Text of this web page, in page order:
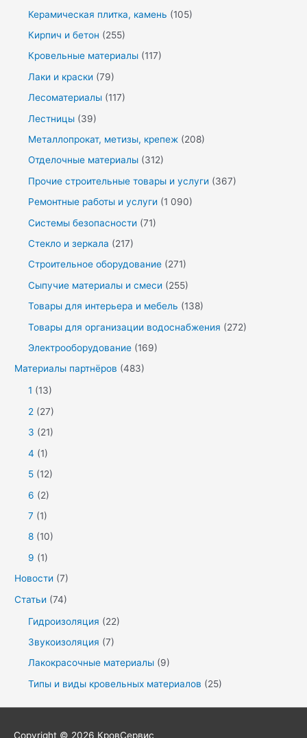
Керамическая плитка, камень (105)
Кирпич и бетон (255)
Кровельные материалы (117)
Лаки и краски (79)
Лесоматериалы (117)
Лестницы (39)
Металлопрокат, метизы, крепеж (208)
Отделочные материалы (312)
Прочие строительные товары и услуги (367)
Ремонтные работы и услуги (1 090)
Системы безопасности (71)
Стекло и зеркала (217)
Строительное оборудование (271)
Сыпучие материалы и смеси (255)
Товары для интерьера и мебель (138)
Товары для организации водоснабжения (272)
Электрооборудование (169)
Материалы партнёров (483)
1 (13)
2 (27)
3 (21)
4 (1)
5 (12)
6 (2)
7 (1)
8 (10)
9 (1)
Новости (7)
Статьи (74)
Гидроизоляция (22)
Звукоизоляция (7)
Лакокрасочные материалы (9)
Типы и виды кровельных материалов (25)
Copyright © 2026 КровСервис